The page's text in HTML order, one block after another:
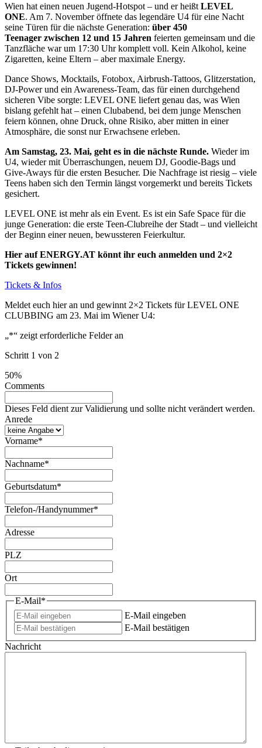
Wien hat einen neuen Jugend-Hotspot – und er heißt LEVEL
ONE. Am 7. November öffnete das legendäre U4 für eine Nacht
seine Türen für die nächste Generation: über 450
Teenager zwischen 12 und 15 Jahren feierten gemeinsam und die
Tanzfläche warum 17:30 Uhrkomplett voll. Kein Alkohol, keine
Zigaretten, keine Eltern – aber maximale Energy.
Dance Shows, Mocktails, Fotobox, Airbrush-Tattoos, Glitzerstation,
DJ-Power und ein Awareness-Team, das für einen durchgehend
sicheren Vibe sorgte: LEVEL ONE liefert genau das, was Wien
bislang gefehlt hat – einen Clubabend, bei dem junge Menschen
feiern können, ohne Druck, ohne Risiko, aber mitten in einer
Atmosphäre, die sonst nur Erwachsene erleben.
Am Samstag, 23. Mai, geht es in die nächste Runde. Wieder im
U4, wieder mit Überraschungen, neuem DJ, Goodie-Bags und
Give-Aways für die ersten Besucher. Die Nachfrage ist riesig – viele
Teens haben sich den Termin längst vorgemerkt und bereits Tickets
gesichert.
LEVEL ONE ist mehr als ein Event. Es ist ein Safe Space für die
junge Generation: die erste Teen-Clubreihe der Stadt – und vielleicht
der Beginn einer neuen, bewussteren Feierkultur.
Hier auf ENERGY.AT könnt ihr euch anmelden und 2×2
Tickets gewinnen!
Tickets & Infos
Meldet euch hier an und gewinnt 2×2 Tickets für LEVEL ONE
CLUBBING am 23. Mai im Wiener U4:
„*“ zeigt erforderliche Felder an
Schritt 1 von 2
50%
Comments
Dieses Feld dient zur Validierung und sollte nicht verändert werden.
Anrede
Vorname*
Nachname*
Geburtsdatum*
Telefon-/Handynummer*
Adresse
PLZ
Ort
E-Mail*
E-Mail eingeben
E-Mail bestätigen
Nachricht